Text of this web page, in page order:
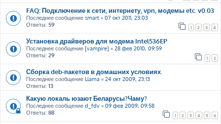
FAQ: Подключение к сети, интернету, vpn, модемы etc. v0.03
Последнее сообщение smart « 07 окт 2011, 23:03
Ответы: 59 1 2 3 4
Установка драйверов для модема Intel536EP
Последнее сообщение [vampire] « 28 фев 2010, 09:59
Ответы: 29 1 2
Сборка deb-пакетов в домашних условиях.
Последнее сообщение Llama « 24 окт 2009, 23:13
Ответы: 13
Какую локаль юзают Беларусы?Чаму?
Последнее сообщение d_fdv « 09 фев 2009, 09:58
Ответы: 88 1 2 3 4 5 6